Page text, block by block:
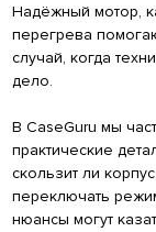
Надёжный мотор,
перегрева
случай, когда
дело.
В CaseGuru мы
практические
скользит ли
переключать
нюансы могут